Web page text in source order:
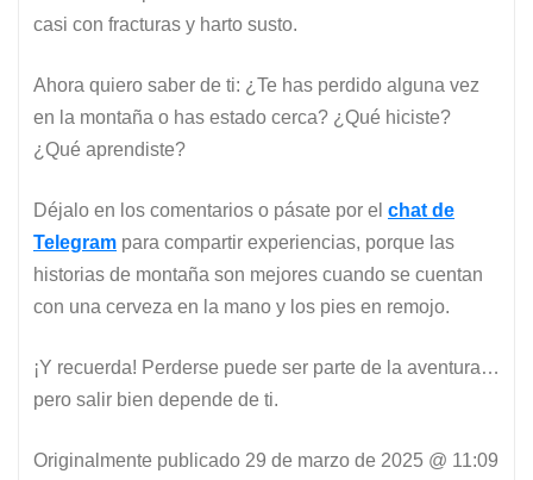
casi con fracturas y harto susto.
Ahora quiero saber de ti: ¿Te has perdido alguna vez
en la montaña o has estado cerca? ¿Qué hiciste?
¿Qué aprendiste?
Déjalo en los comentarios o pásate por el chat de
Telegram para compartir experiencias, porque las
historias de montaña son mejores cuando se cuentan
con una cerveza en la mano y los pies en remojo.
¡Y recuerda! Perderse puede ser parte de la aventura…
pero salir bien depende de ti.
Originalmente publicado 29 de marzo de 2025 @ 11:09